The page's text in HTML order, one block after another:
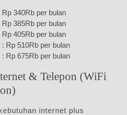
Rp 340Rb per bulan
Rp 385Rb per bulan
Rp 405Rb per bulan
: Rp 510Rb per bulan
: Rp 675Rb per bulan
& Telepon (WiFi
internet plus